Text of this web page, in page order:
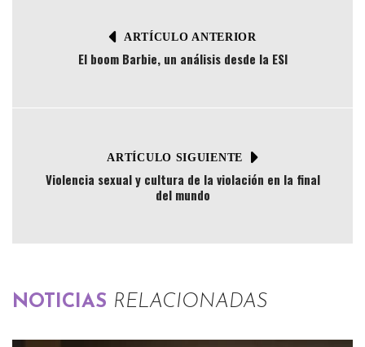
ARTÍCULO ANTERIOR
El boom Barbie, un análisis desde la ESI
ARTÍCULO SIGUIENTE
Violencia sexual y cultura de la violación en la final
del mundo
NOTICIAS RELACIONADAS